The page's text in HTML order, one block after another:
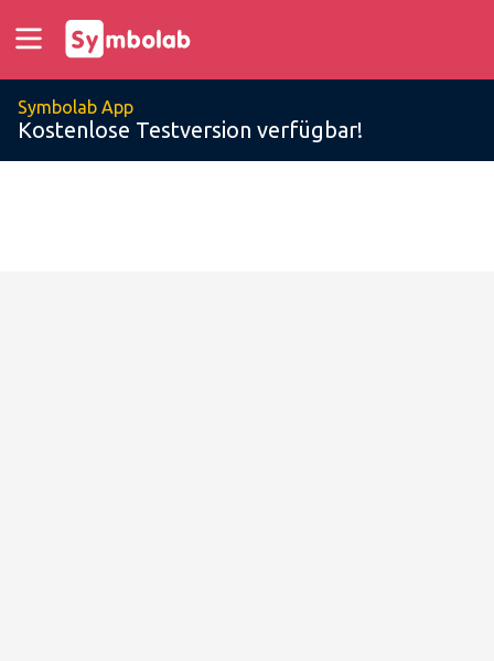
Symbolab App
Kostenlose Testversion verfügbar!